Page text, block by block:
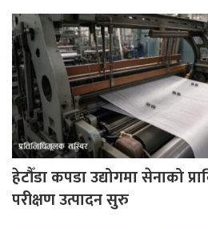
हेटौँडा कपडा उद्योगमा सेनाको
परीक्षण उत्पादन सुरु